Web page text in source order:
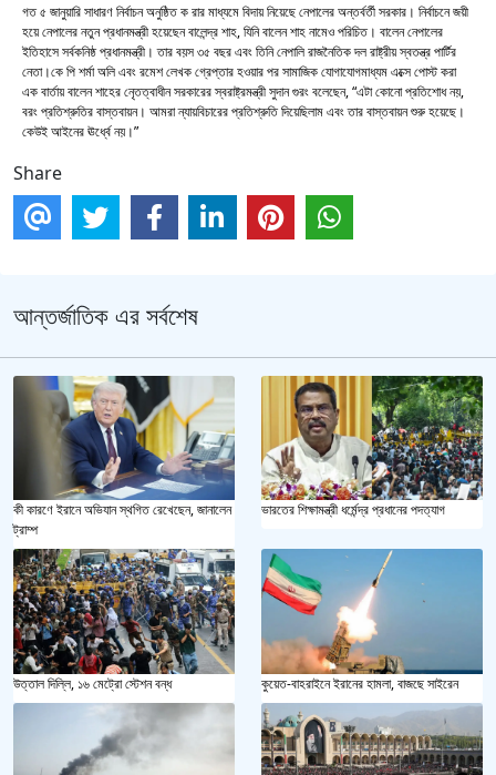
গত ৫ জানুয়ারি সাধারণ নির্বাচন অনুষ্ঠিত ক রার মাধ্যমে বিদায় নিয়েছে নেপালের অন্তর্বর্তী সরকার। নির্বাচনে জয়ী
হয়ে নেপালের নতুন প্রধানমন্ত্রী হয়েছেন বালেন্দ্র শাহ, যিনি বালেন শাহ নামেও পরিচিত। বালেন নেপালের
ইতিহাসে সর্বকনিষ্ঠ প্রধানমন্ত্রী। তার বয়স ৩৫ বছর এবং তিনি নেপালি রাজনৈতিক দল রাষ্ট্রীয় স্বতন্ত্র পার্টির
নেতা।কে পি শর্মা অলি এবং রমেশ লেখক গ্রেপ্তার হওয়ার পর সামাজিক যোগাযোগমাধ্যম এক্সে পোস্ট করা
এক বার্তায় বালেন শাহের নেৃতত্বাধীন সরকারের স্বরাষ্ট্রমন্ত্রী সুদান গুরং বলেছেন, “এটা কোনো প্রতিশোধ নয়,
বরং প্রতিশ্রুতির বাস্তবায়ন। আমরা ন্যায়বিচারের প্রতিশ্রুতি দিয়েছিলাম এবং তার বাস্তবায়ন শুরু হয়েছে।
কেউই আইনের ঊর্ধ্বে নয়।”
Share
আন্তর্জাতিক এর সর্বশেষ
কী কারণে ইরানে অভিযান স্থগিত রেখেছেন, জানালেন
ট্রাম্প
ভারতের শিক্ষামন্ত্রী ধর্মেন্দ্র প্রধানের পদত্যাগ
উত্তাল দিল্লি, ১৬ মেট্রো স্টেশন বন্ধ কুয়েত-বাহরাইনে ইরানের হামলা, বাজছে সাইরেন